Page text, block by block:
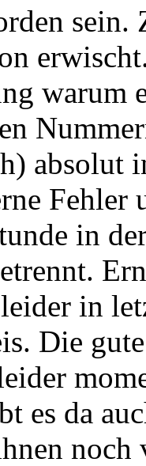
warum
absolut
Fehler
in
in
Die
es da